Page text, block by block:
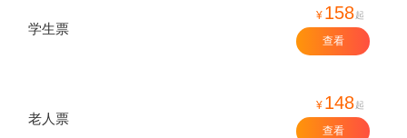
学生票
¥ 158起
查看
老人票
¥ 148起
查看